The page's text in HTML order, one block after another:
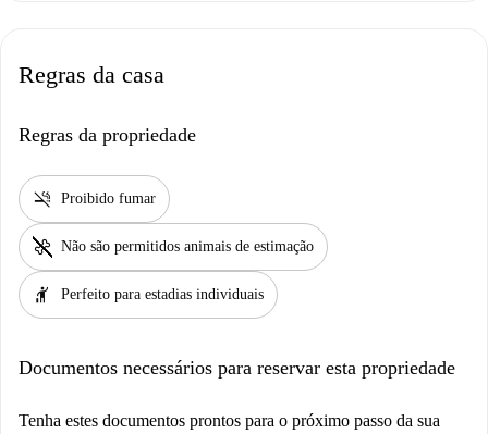
Regras da casa
Regras da propriedade
smoke_free Proibido fumar
pet_supplies Não são permitidos animais de estimação
hail Perfeito para estadias individuais
Documentos necessários para reservar esta propriedade
Tenha estes documentos prontos para o próximo passo da sua